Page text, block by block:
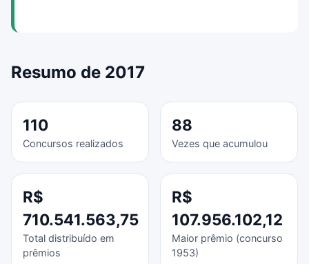
Resumo de 2017
110
Concursos realizados
88
Vezes que acumulou
R$
710.541.563,75
Total distribuído em
prêmios
R$
107.956.102,12
Maior prêmio (concurso
1953)